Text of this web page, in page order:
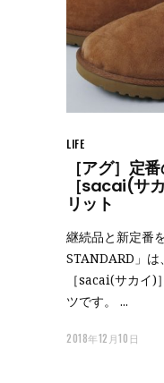
LIFE
［アグ］定
［sacai(サ
リット
継続品と新定番
STANDARD」
［sacai(サカイ
ツです。
2018年12月10日